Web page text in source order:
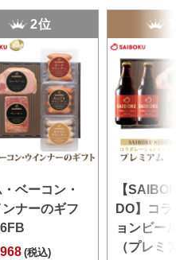
2位
ベーコン・
ンナーのギフ
(税込)
【
DO】コ
ョンビー
（プレミ